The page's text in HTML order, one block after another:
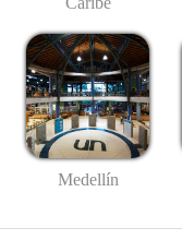
Medellín